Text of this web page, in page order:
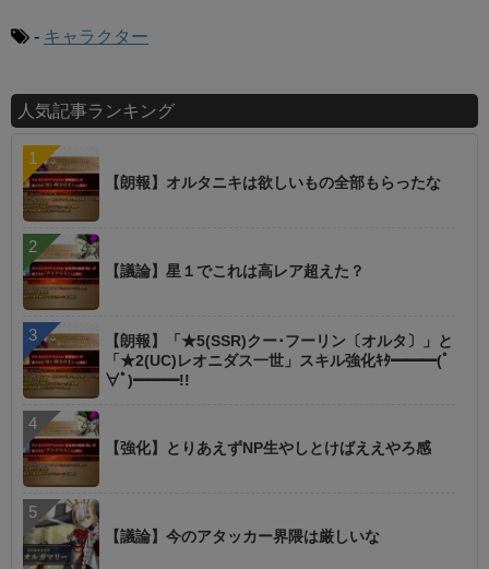
- キャラクター
人気記事ランキング
【朗報】オルタニキは欲しいもの全部もらったな
【議論】星１でこれは高レア超えた？
【朗報】「★5(SSR)クー･フーリン〔オルタ〕」と
「★2(UC)レオニダス一世」スキル強化ｷﾀ━━━(ﾟ
∀ﾟ)━━━!!
【強化】とりあえずNP生やしとけばええやろ感
【議論】今のアタッカー界隈は厳しいな